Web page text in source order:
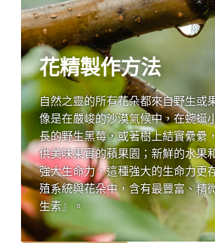
花精製作方法
自然之靈的所有花朵都來自野生或
像是在嚴峻的沙漠氣候中，在蜿蜒
長的野生黑莓，或著樹上結實纍纍
供美味果實的蘋果園；新鮮的水果
強大生命力，這種強大的生命力更
殖系統與花朵中，含有最豐富、精
生素』。